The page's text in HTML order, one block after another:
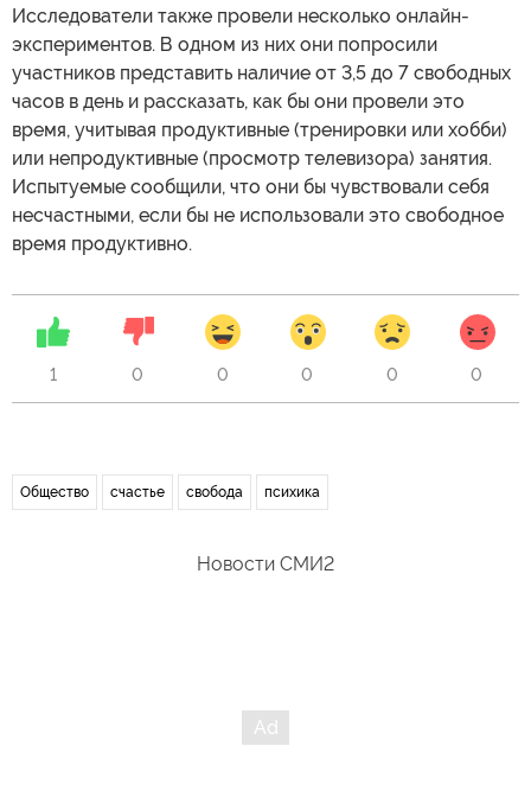
Исследователи также провели несколько онлайн-
экспериментов. В одном из них они попросили
участников представить наличие от 3,5 до 7 свободных
часов в день и рассказать, как бы они провели это
время, учитывая продуктивные (тренировки или хобби)
или непродуктивные (просмотр телевизора) занятия.
Испытуемые сообщили, что они бы чувствовали себя
несчастными, если бы не использовали это свободное
время продуктивно.
1 0 0 0 0 0
Общество счастье свобода психика
Новости СМИ2